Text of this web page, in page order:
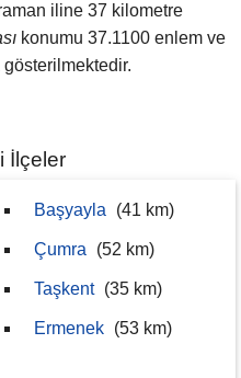
iline 37 kilometre
konumu 37.1100 enlem ve
İlçeler
Başyayla (41 km)
Çumra (52 km)
Taşkent (35 km)
Ermenek (53 km)